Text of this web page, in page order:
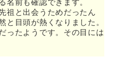
名前も確認できます。
祖と出会うためだったん
と目頭が熱くなりました。
ったようです。その目には